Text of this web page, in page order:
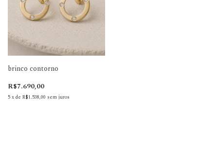
brinco contorno
R$7.690,00
5xde R$1.538,00 sem juros